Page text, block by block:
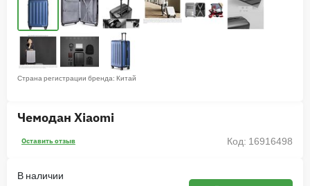
Страна регистрации бренда: Китай
Чемодан Xiaomi
Оставить отзыв Код: 16916498
В наличии